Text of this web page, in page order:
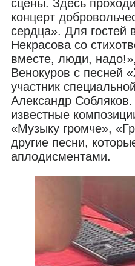
сцены. Здесь
концерт
сердца». Для гостей
Некрасова со
вместе, люди,
Венокуров с песней
участник
Александр
известные
«Музыку громче»,
другие песни,
аплодисментами.